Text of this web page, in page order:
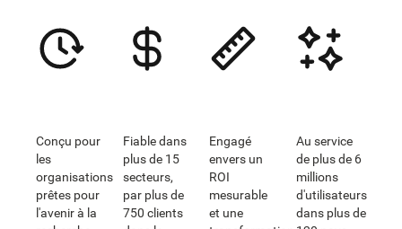
Conçu pour
les
organisations
prêtes pour
l'avenir à la
Fiable dans
plus de 15
secteurs,
par plus de
750 clients
Engagé
envers un
ROI
mesurable
et une
Au service
de plus de 6
millions
d'utilisateurs
dans plus de